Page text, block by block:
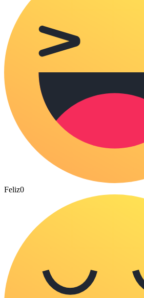
Feliz0